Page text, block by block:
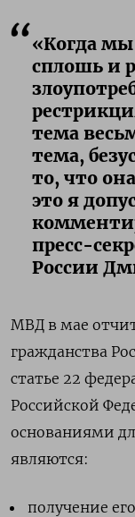
«Когда
сплошь и
тема
тема,
то, что
это я
пресс-
России
МВД в мае
гражданства
статье 22
Российской
основаниями
являются:
получение